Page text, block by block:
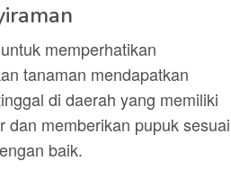
memperhatikan
tanaman mendapatkan
di daerah yang memiliki
dan memberikan pupuk sesuai
baik.